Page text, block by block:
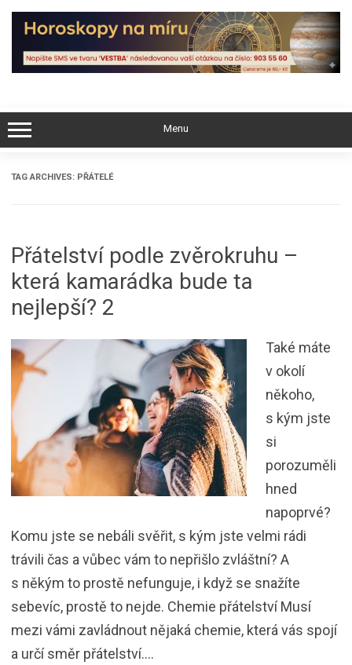
Skip
content
Menu
TAG ARCHIVES: PŘÁTELÉ
Přátelství podle zvěrokruhu –
která kamarádka bude ta
nejlepší? 2
Také máte
v okolí
někoho,
s kým jste
si
porozuměli
hned
napoprvé?
Komu jste se nebáli svěřit, s kým jste velmi rádi
trávili čas a vůbec vám to nepřišlo zvláštní? A
s někým to prostě nefunguje, i když se snažíte
sebevíc, prostě to nejde. Chemie přátelství Musí
mezi vámi zavládnout nějaká chemie, která vás spojí
a určí směr přátelství.…